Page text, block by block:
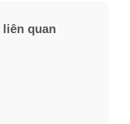
và đau đầu.
dùng được cho trẻ em
quan